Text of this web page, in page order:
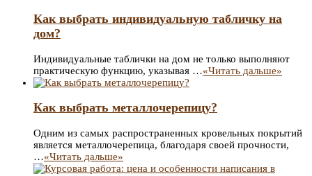
Как выбрать индивидуальную табличку на
дом?
Индивидуальные таблички на дом не только выполняют
практическую функцию, указывая …«Читать дальше»
Как выбрать металлочерепицу?
Одним из самых распространенных кровельных покрытий
является металлочерепица, благодаря своей прочности,
…«Читать дальше»